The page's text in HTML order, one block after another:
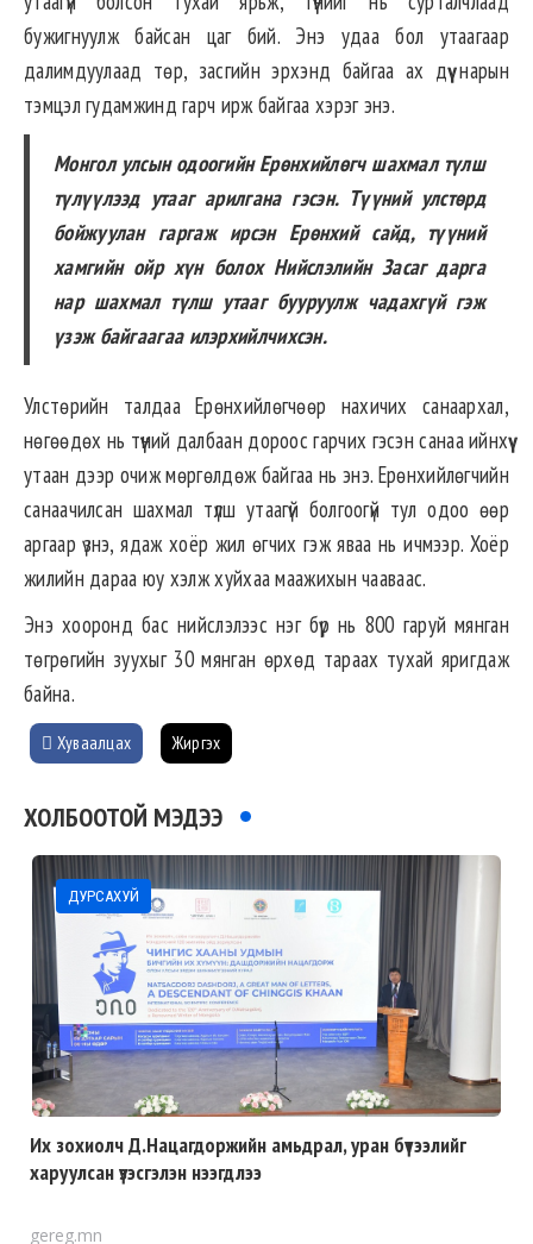
бужигнуулж байсан цаг бий. Энэ удаа бол утаагаар
далимдуулаад төр, засгийн эрхэнд байгаа ах дүү нарын
тэмцэл гудамжинд гарч ирж байгаа хэрэг энэ.
Монгол улсын одоогийн Ерөнхийлөгч шахмал түлш
түлүүлээд утааг арилгана гэсэн. Түүний улстөрд
бойжуулан гаргаж ирсэн Ерөнхий сайд, түүний
хамгийн ойр хүн болох Нийслэлийн Засаг дарга
нар шахмал түлш утааг бууруулж чадахгүй гэж
үзэж байгаагаа илэрхийлчихсэн.
Улстөрийн талдаа Ерөнхийлөгчөөр нахичих санаархал,
нөгөөдөх нь түүний далбаан дороос гарчих гэсэн санаа ийнхүү
утаан дээр очиж мөргөлдөж байгаа нь энэ. Ерөнхийлөгчийн
санаачилсан шахмал түлш утаагүй болгоогүй тул одоо өөр
аргаар үзнэ, ядаж хоёр жил өгчих гэж яваа нь ичмээр. Хоёр
жилийн дараа юу хэлж хуйхаа маажихын чааваас.
Энэ хооронд бас нийслэлээс нэг бүр нь 800 гаруй мянган
төгрөгийн зуухыг 30 мянган өрхөд тараах тухай яригдаж
байна.
Хуваалцах Жиргэх
ХОЛБООТОЙ МЭДЭЭ
ДУРСАХУЙ
Их зохиолч Д.Нацагдоржийн амьдрал, уран бүтээлийг
харуулсан үзэсгэлэн нээгдлээ
gereg.mn